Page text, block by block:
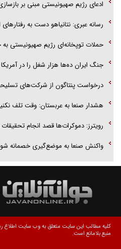
ادعای رژیم صهیونیستی مبنی بر
رسانه عبری: نتانیاهو دست به رفتارهای
حملات توپخانه‌ای رژیم صهیونیستی به
جنگ ایران ده‌ها هزار شغل را در آمریکا
درخواست پنتاگون از شرکت‌های
هشدار صنعا به عربستان: وقت تلف
رویترز: دموکرات‌ها قصد انجام تحقیقات
واکنش صنعا به موضع‌گیری خصمانه
کلیه مطالب این سایت متعلق به وب سایت اطلاع
منبع بلامانع است.